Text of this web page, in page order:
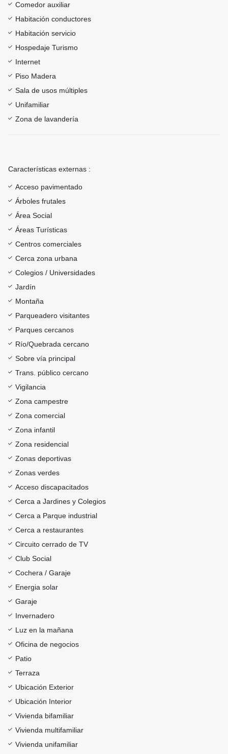
Comedor auxiliar
Habitación conductores
Habitación servicio
Hospedaje Turismo
Internet
Piso Madera
Sala de usos múltiples
Unifamiliar
Zona de lavandería
Características externas :
Acceso pavimentado
Árboles frutales
Área Social
Áreas Turísticas
Centros comerciales
Cerca zona urbana
Colegios / Universidades
Jardín
Montaña
Parqueadero visitantes
Parques cercanos
Río/Quebrada cercano
Sobre vía principal
Trans. público cercano
Vigilancia
Zona campestre
Zona comercial
Zona infantil
Zona residencial
Zonas deportivas
Zonas verdes
Acceso discapacitados
Cerca a Jardines y Colegios
Cerca a Parque industrial
Cerca a restaurantes
Circuito cerrado de TV
Club Social
Cochera / Garaje
Energia solar
Garaje
Invernadero
Luz en la mañana
Oficina de negocios
Patio
Terraza
Ubicación Exterior
Ubicación Interior
Vivienda bifamiliar
Vivienda multifamiliar
Vivienda unifamiliar